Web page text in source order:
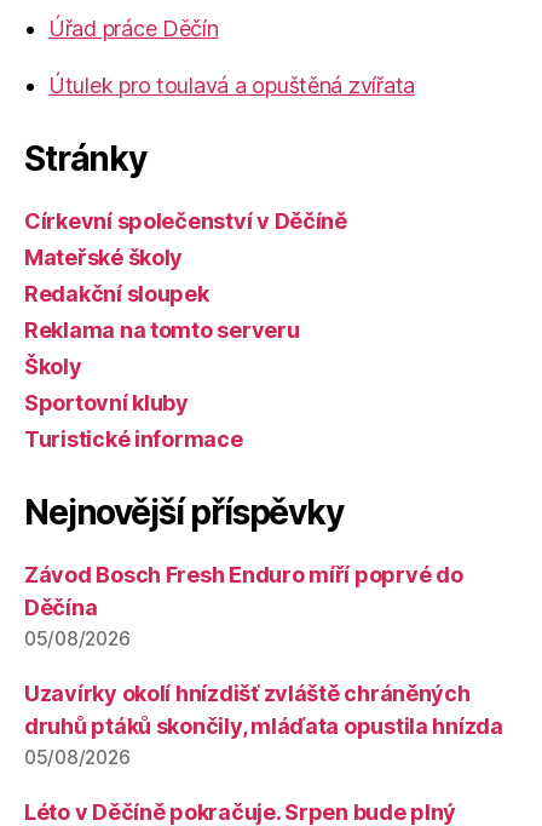
Úřad práce Děčín
Útulek pro toulavá a opuštěná zvířata
Stránky
Církevní společenství v Děčíně
Mateřské školy
Redakční sloupek
Reklama na tomto serveru
Školy
Sportovní kluby
Turistické informace
Nejnovější příspěvky
Závod Bosch Fresh Enduro míří poprvé do
Děčína
05/08/2026
Uzavírky okolí hnízdišť zvláště chráněných
druhů ptáků skončily, mláďata opustila hnízda
05/08/2026
Léto v Děčíně pokračuje. Srpen bude plný